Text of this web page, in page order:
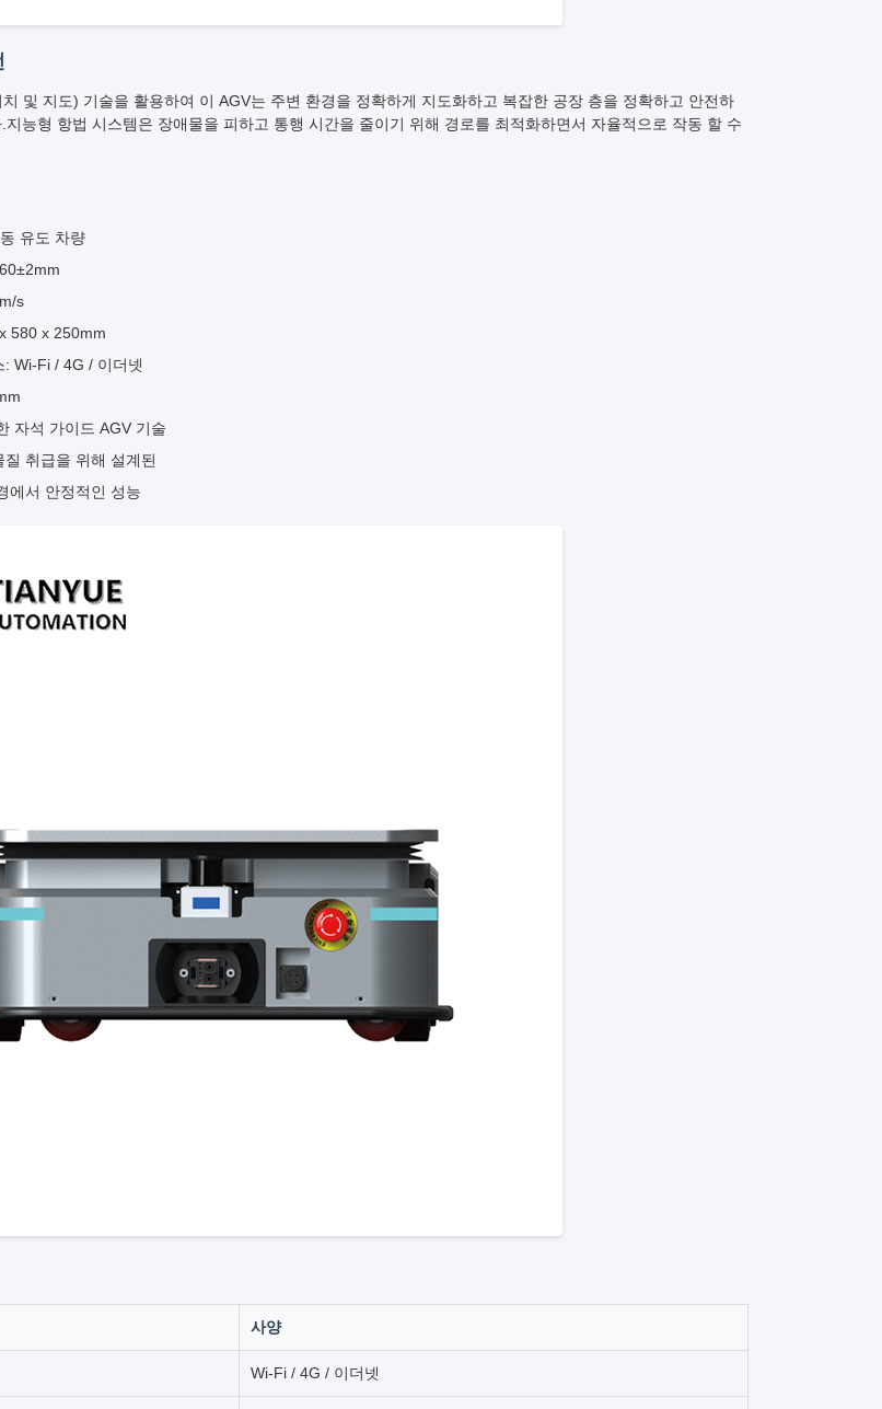
및 지도) 기술을 활용하여 이 AGV는 주변 환경을 정확하게 지도화하고 복잡한 공장 층을 정확하고 안전하
지능형 항법 시스템은 장애물을 피하고 통행 시간을 줄이기 위해 경로를 최적화하면서 자율적으로 작동 할 수
유도 차량
s
580 x 250mm
: Wi-Fi / 4G / 이더넷
자석 가이드 AGV 기술
질 취급을 위해 설계된
에서 안정적인 성능
사양
Wi-Fi / 4G / 이더넷